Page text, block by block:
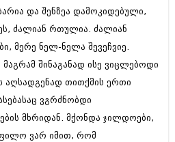
და შენზეა დამოკიდებული,
ძალიან რთულია. ძალიან
მერე ნელ-ნელა შევეჩვიე.
შინაგანად ისე ვიცლებოდი
აღსადგენად თითქმის ერთი
ვგრძნობდი
მხრიდან. მქონდა ჯილდოები,
ვარ იმით, რომ